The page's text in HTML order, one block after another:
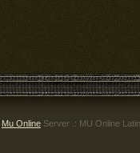
Mu Online Server .: MU Online